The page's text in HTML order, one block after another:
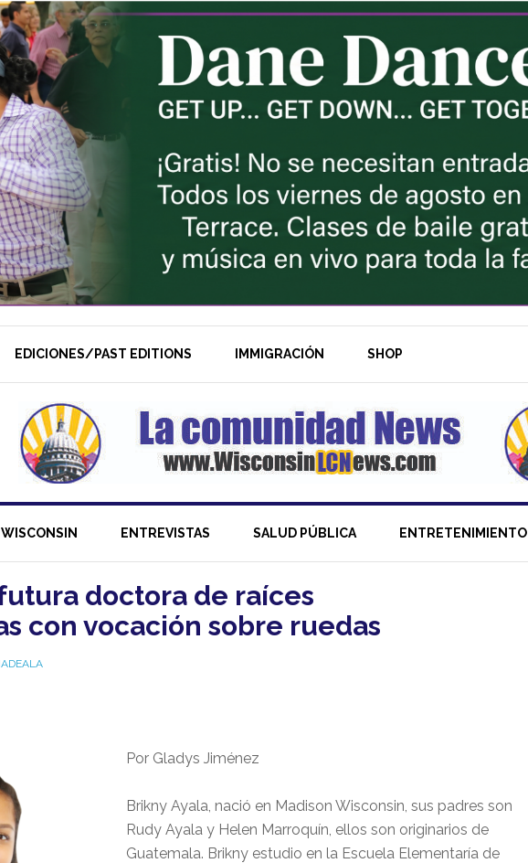
EDICIONES/PAST EDITIONS IMMIGRACIÓN SHOP
WISCONSIN ENTREVISTAS SALUD PÚBLICA ENTRETENIMIENTO
doctora de raíces
con vocación sobre ruedas
Por Gladys Jiménez
Brikny Ayala, nació en Madison Wisconsin, sus padres son
Rudy Ayala y Helen Marroquín, ellos son originarios de
Guatemala. Brikny estudio en la Escuela Elementaría de